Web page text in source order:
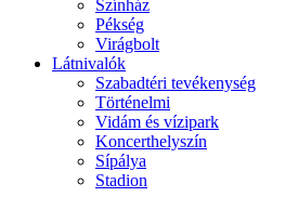
Színház
Pékség
Virágbolt
Látnivalók
Szabadtéri tevékenység
Történelmi
Vidám és vízipark
Koncerthelyszín
Sípálya
Stadion